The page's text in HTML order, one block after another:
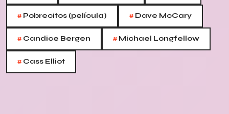
# Pobrecitos (película) # Dave McCary
# Candice Bergen # Michael Longfellow
# Cass Elliot